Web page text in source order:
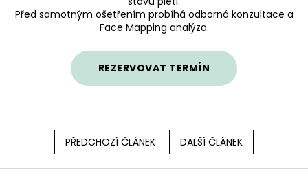
Před samotným ošetřením probíhá odborná konzultace a
Face Mapping analýza.
REZERVOVAT TERMÍN
PŘEDCHOZÍ ČLÁNEK DALŠÍ ČLÁNEK
Z